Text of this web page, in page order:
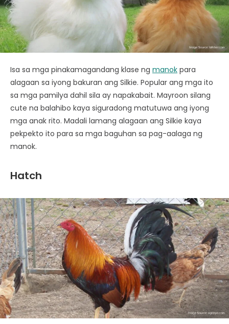
Isa sa mga pinakamagandang klase ng manok para
alagaan sa iyong bakuran ang Silkie. Popular ang mga ito
sa mga pamilya dahil sila ay napakabait. Mayroon silang
cute na balahibo kaya siguradong matutuwa ang iyong
mga anak rito. Madali lamang alagaan ang Silkie kaya
pekpekto ito para sa mga baguhan sa pag-aalaga ng
manok.
Hatch